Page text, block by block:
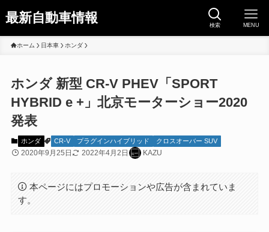
最新自動車情報 検索 MENU
ホーム 日本車 ホンダ
ホンダ 新型 CR-V PHEV「SPORT
HYBRID e +」北京モーターショー2020
発表
ホンダ CR-V プラグインハイブリッド クロスオーバー SUV
2020年9月25日 2022年4月2日 KAZU
本ページにはプロモーションや広告が含まれていま
す。